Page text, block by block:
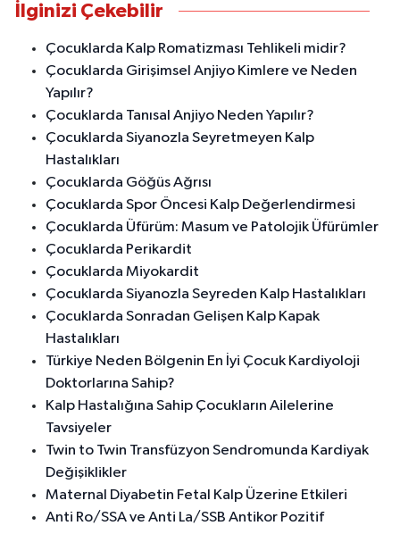
İlginizi Çekebilir
Çocuklarda Kalp Romatizması Tehlikeli midir?
Çocuklarda Girişimsel Anjiyo Kimlere ve Neden
Yapılır?
Çocuklarda Tanısal Anjiyo Neden Yapılır?
Çocuklarda Siyanozla Seyretmeyen Kalp
Hastalıkları
Çocuklarda Göğüs Ağrısı
Çocuklarda Spor Öncesi Kalp Değerlendirmesi
Çocuklarda Üfürüm: Masum ve Patolojik Üfürümler
Çocuklarda Perikardit
Çocuklarda Miyokardit
Çocuklarda Siyanozla Seyreden Kalp Hastalıkları
Çocuklarda Sonradan Gelişen Kalp Kapak
Hastalıkları
Türkiye Neden Bölgenin En İyi Çocuk Kardiyoloji
Doktorlarına Sahip?
Kalp Hastalığına Sahip Çocukların Ailelerine
Tavsiyeler
Twin to Twin Transfüzyon Sendromunda Kardiyak
Değişiklikler
Maternal Diyabetin Fetal Kalp Üzerine Etkileri
Anti Ro/SSA ve Anti La/SSB Antikor Pozitif